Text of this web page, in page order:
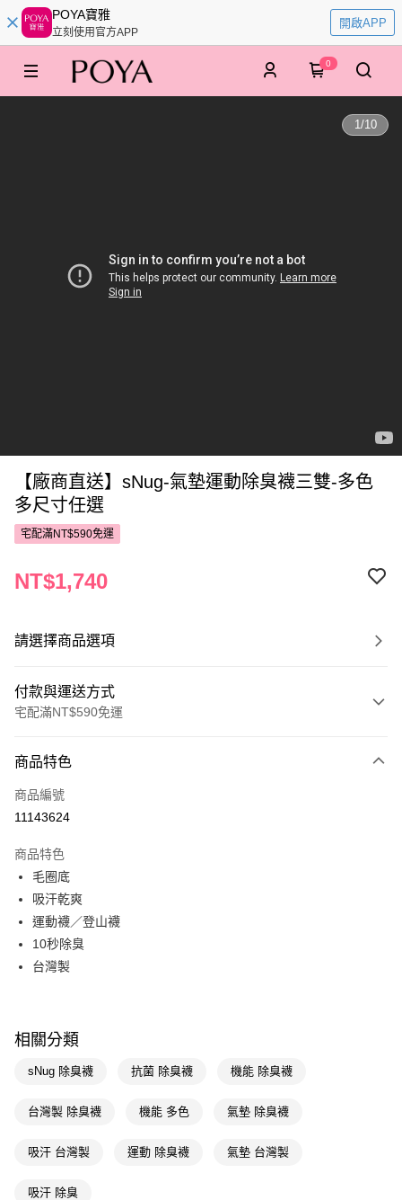
POYA寶雅
立刻使用官方APP
開啟APP
0
1/10
【廠商直送】sNug-氣墊運動除臭襪三雙-多色
多尺寸任選
宅配滿NT$590免運
NT$1,740
請選擇商品選項
付款與運送方式
宅配滿NT$590免運
POYA支付
信用卡一次付款
Apple Pay
街口支付
悠遊付
Google Pay
【關於「AFTEE先享後付」】
AFTEE先享後付是「在收到商品之後才付款」的支付方式。 讓您購物簡單
便利好安心！
２．便利：只要手機號碼，簡訊認證，即可結帳。
【「AFTEE先享後付」結帳流程】
結帳頁面，進行簡訊認證並確認金額後，即可完成結帳。
運送方式
宅配(離島廠商直送🚚)
商品特色
商品編號
11143624
商品特色
毛圈底
吸汗乾爽
運動襪／登山襪
10秒除臭
台灣製
相關分類
sNug 除臭襪 抗菌 除臭襪 機能 除臭襪
台灣製 除臭襪 機能 多色 氣墊 除臭襪
吸汗 台灣製 運動 除臭襪 氣墊 台灣製
吸汗 除臭